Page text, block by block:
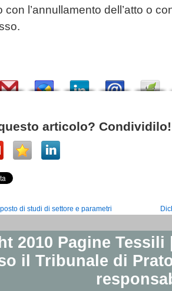
con l’annullamento dell’atto o
articolo? Condividilo!
di studi di settore e parametri
2010 Pagine
il Tribunale di